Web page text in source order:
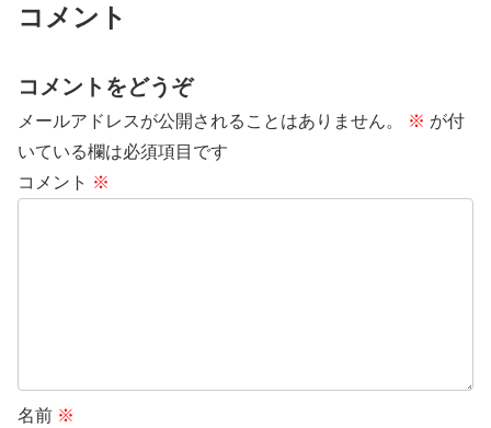
コメント
コメントをどうぞ
メールアドレスが公開されることはありません。 ※ が付
いている欄は必須項目です
コメント ※
名前 ※